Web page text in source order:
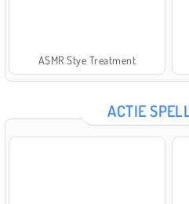
ASMR Stye Treatment
ACTIE